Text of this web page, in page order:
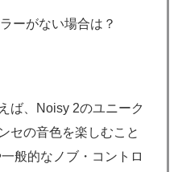
ーがない場合は？
ば、Noisy 2のユニーク
セの音色を楽しむこと
般的なノブ・コントロ